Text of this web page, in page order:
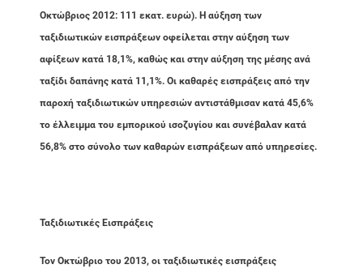
Οκτώβριος 2012: 111 εκατ. ευρώ). Η αύξηση των
ταξιδιωτικών εισπράξεων οφείλεται στην αύξηση των
αφίξεων κατά 18,1%, καθώς και στην αύξηση της μέσης ανά
ταξίδι δαπάνης κατά 11,1%. Οι καθαρές εισπράξεις από την
παροχή ταξιδιωτικών υπηρεσιών αντιστάθμισαν κατά 45,6%
το έλλειμμα του εμπορικού ισοζυγίου και συνέβαλαν κατά
56,8% στο σύνολο των καθαρών εισπράξεων από υπηρεσίες.
Ταξιδιωτικές Εισπράξεις
Τον Οκτώβριο του 2013, οι ταξιδιωτικές εισπράξεις